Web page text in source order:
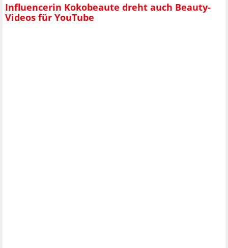
Influencerin Kokobeaute dreht auch Beauty-
Videos für YouTube